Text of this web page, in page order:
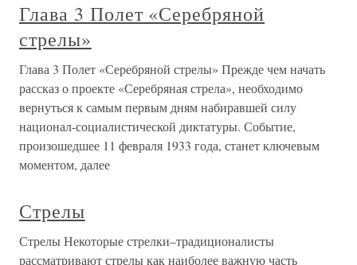
Глава 3 Полет «Серебряной
стрелы»
Глава 3 Полет «Серебряной стрелы» Прежде чем начать
рассказ о проекте «Серебряная стрела», необходимо
вернуться к самым первым дням набиравшей силу
национал-социалистической диктатуры. Событие,
произошедшее 11 февраля 1933 года, станет ключевым
моментом, далее
Стрелы
Стрелы Некоторые стрелки–традиционалисты
рассматривают стрелы как наиболее важную часть